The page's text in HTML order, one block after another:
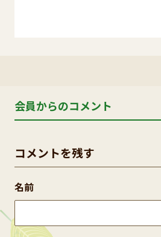
会員からのコメント
コメントを残す
名前